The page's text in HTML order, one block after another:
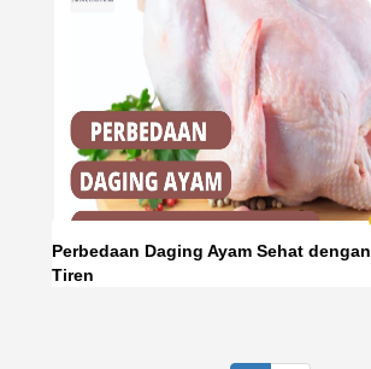
Perbedaan Daging Ayam Sehat dengan
Tiren